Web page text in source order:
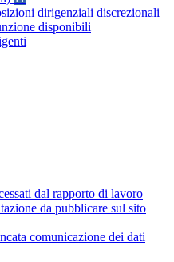
dirigenziali discrezionali
disponibili
dal rapporto di lavoro
da pubblicare sul sito
comunicazione dei dati